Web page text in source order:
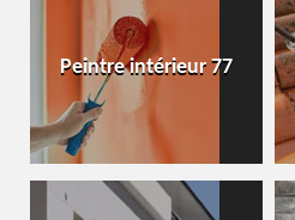
Peintre intérieur 77